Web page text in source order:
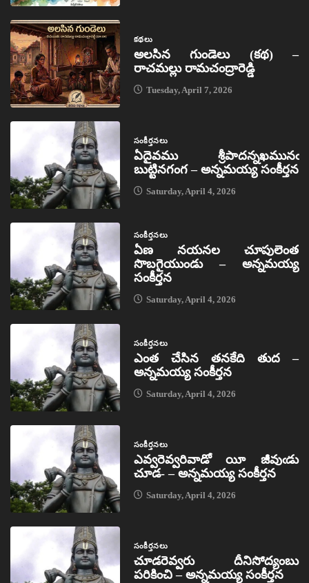
కథలు
అలసిన గుండెలు (కథ) –
రాచమల్లు రామచంద్రారెడ్డి
Tuesday, April 7, 2026
సంకీర్తనలు
ఏదైవము శ్రీపాదన్నఖమునఁ
బుట్టినగంగ – అన్నమయ్య సంకీర్తన
Saturday, April 4, 2026
సంకీర్తనలు
ఏణ నయనల చూపులెంత
సొబగైయుండు – అన్నమయ్య
సంకీర్తన
Saturday, April 4, 2026
సంకీర్తనలు
ఎంత చేసిన తనకేది తుద –
అన్నమయ్య సంకీర్తన
Saturday, April 4, 2026
సంకీర్తనలు
ఎవ్వరెవ్వరివాడో యీ జీవుఁడు
చూడ- – అన్నమయ్య సంకీర్తన
Saturday, April 4, 2026
సంకీర్తనలు
చూడరెవ్వరు దీనిసోద్యంబు
పరికించి – అన్నమయ్య సంకీర్తన